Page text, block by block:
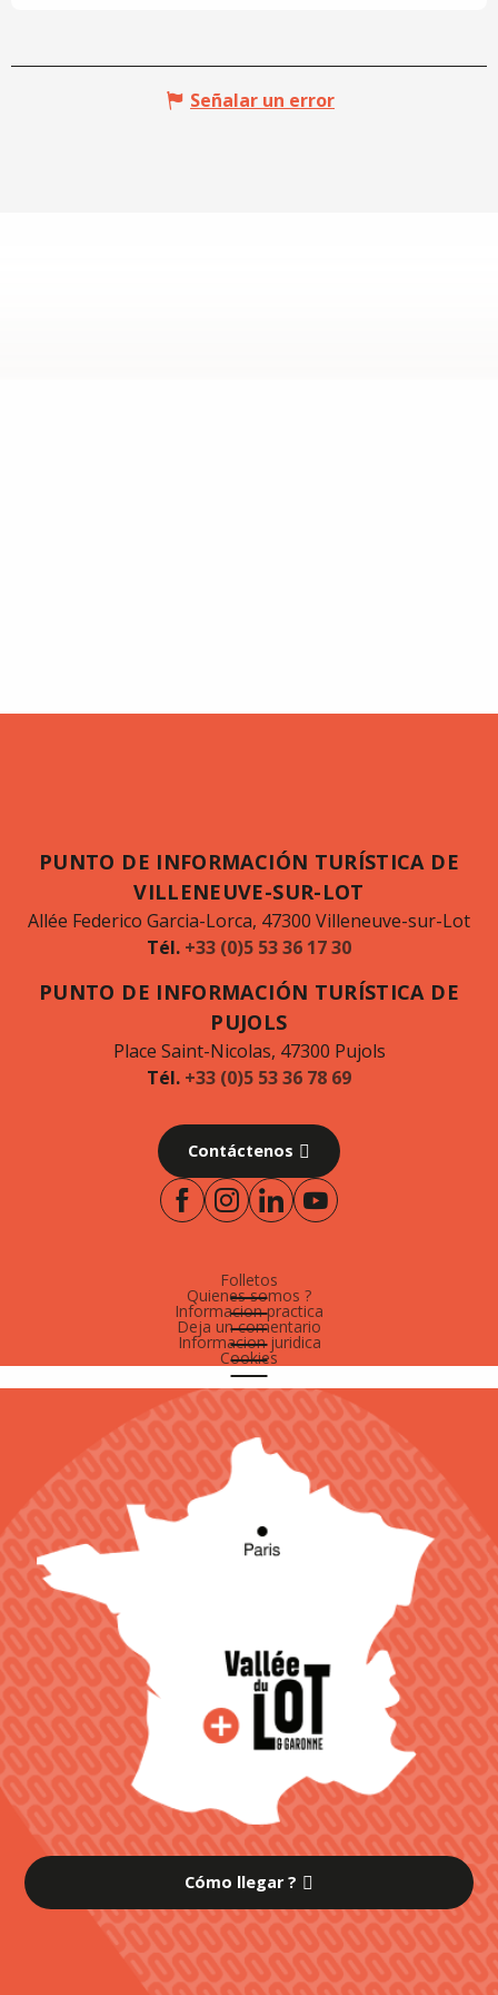
Señalar un error
PUNTO DE INFORMACIÓN TURÍSTICA DE
VILLENEUVE-SUR-LOT
Allée Federico Garcia-Lorca, 47300 Villeneuve-sur-Lot
Tél. +33 (0)5 53 36 17 30
PUNTO DE INFORMACIÓN TURÍSTICA DE
PUJOLS
Place Saint-Nicolas, 47300 Pujols
Tél. +33 (0)5 53 36 78 69
Contáctenos
Folletos
Quienes somos ?
Informacion practica
Deja un comentario
Informacion juridica
Cookies
Cómo llegar ?